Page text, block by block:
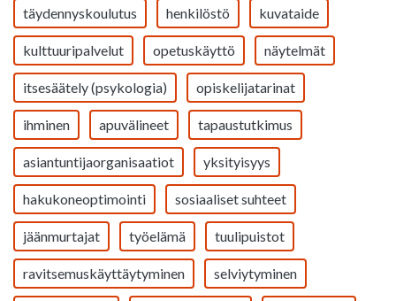
täydennyskoulutus henkilöstö kuvataide
kulttuuripalvelut opetuskäyttö näytelmät
itsesäätely (psykologia) opiskelijatarinat
ihminen apuvälineet tapaustutkimus
asiantuntijaorganisaatiot yksityisyys
hakukoneoptimointi sosiaaliset suhteet
jäänmurtajat työelämä tuulipuistot
ravitsemuskäyttäytyminen selviytyminen